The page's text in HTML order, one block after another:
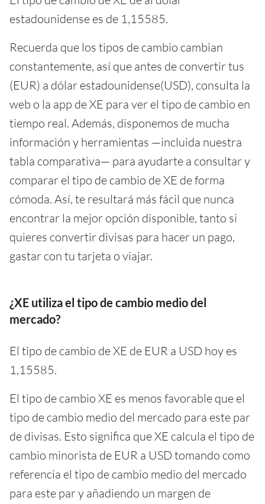
estadounidense es de 1,15585.
Recuerda que los tipos de cambio cambian
constantemente, así que antes de convertir tus
(EUR) a dólar estadounidense(USD), consulta la
web o la app de XE para ver el tipo de cambio en
tiempo real. Además, disponemos de mucha
información y herramientas —incluida nuestra
tabla comparativa— para ayudarte a consultar y
comparar el tipo de cambio de XE de forma
cómoda. Así, te resultará más fácil que nunca
encontrar la mejor opción disponible, tanto si
quieres convertir divisas para hacer un pago,
gastar con tu tarjeta o viajar.
¿XE utiliza el tipo de cambio medio del
mercado?
El tipo de cambio de XE de EUR a USD hoy es
1,15585.
El tipo de cambio XE es menos favorable que el
tipo de cambio medio del mercado para este par
de divisas. Esto significa que XE calcula el tipo de
cambio minorista de EUR a USD tomando como
referencia el tipo de cambio medio del mercado
para este par y añadiendo un margen de